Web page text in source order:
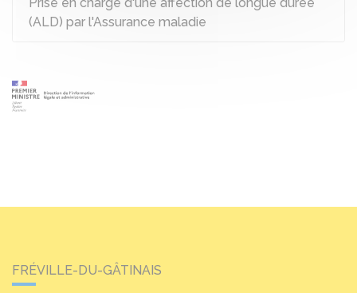
(ALD) par l'Assurance maladie
FRÉVILLE-DU-GÂTINAIS